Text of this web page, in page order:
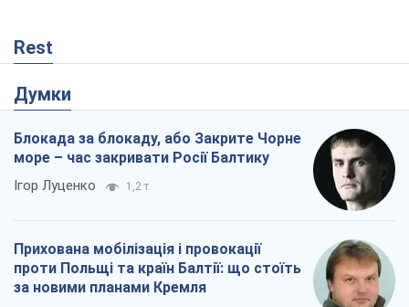
Rest
Думки
Блокада за блокаду, або Закрите Чорне
море – час закривати Росії Балтику
Ігор Луценко 1,2 т.
Прихована мобілізація і провокації
проти Польщі та країн Балтії: що стоїть
за новими планами Кремля